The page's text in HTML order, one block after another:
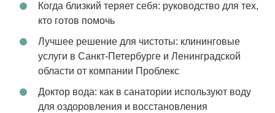
Когда близкий теряет себя: руководство для тех,
кто готов помочь
Лучшее решение для чистоты: клининговые
услуги в Санкт-Петербурге и Ленинградской
области от компании Проблекс
Доктор вода: как в санатории используют воду
для оздоровления и восстановления